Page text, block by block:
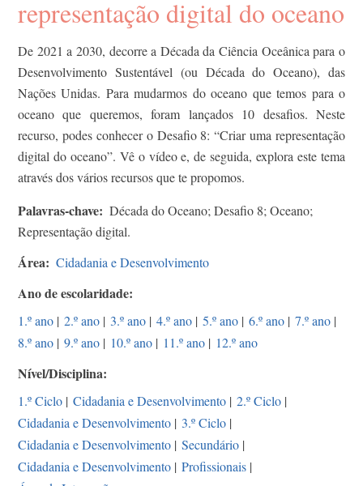
representação digital do oceano
De 2021 a 2030, decorre a Década da Ciência Oceânica para o
Desenvolvimento Sustentável (ou Década do Oceano), das
Nações Unidas. Para mudarmos do oceano que temos para o
oceano que queremos, foram lançados 10 desafios. Neste
recurso, podes conhecer o Desafio 8: “Criar uma representação
digital do oceano”. Vê o vídeo e, de seguida, explora este tema
através dos vários recursos que te propomos.
Palavras-chave
Década do Oceano; Desafio 8; Oceano;
Representação digital.
Área Cidadania e Desenvolvimento
Ano de escolaridade
1.º ano | 2.º ano | 3.º ano | 4.º ano | 5.º ano | 6.º ano | 7.º ano |
8.º ano | 9.º ano | 10.º ano | 11.º ano | 12.º ano
Nível/Disciplina
1.º Ciclo | Cidadania e Desenvolvimento | 2.º Ciclo |
Cidadania e Desenvolvimento | 3.º Ciclo |
Cidadania e Desenvolvimento | Secundário |
Cidadania e Desenvolvimento | Profissionais |